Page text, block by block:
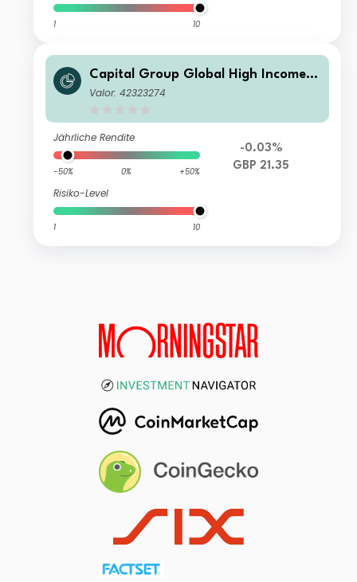
1 10
Capital Group Global High Income
Opportunities (LUX) Bfdmh-GBP
Valor: 42323274
Jährliche Rendite
-50% 0% +50%
Risiko-Level
1 10
-0.03%
GBP 21.35